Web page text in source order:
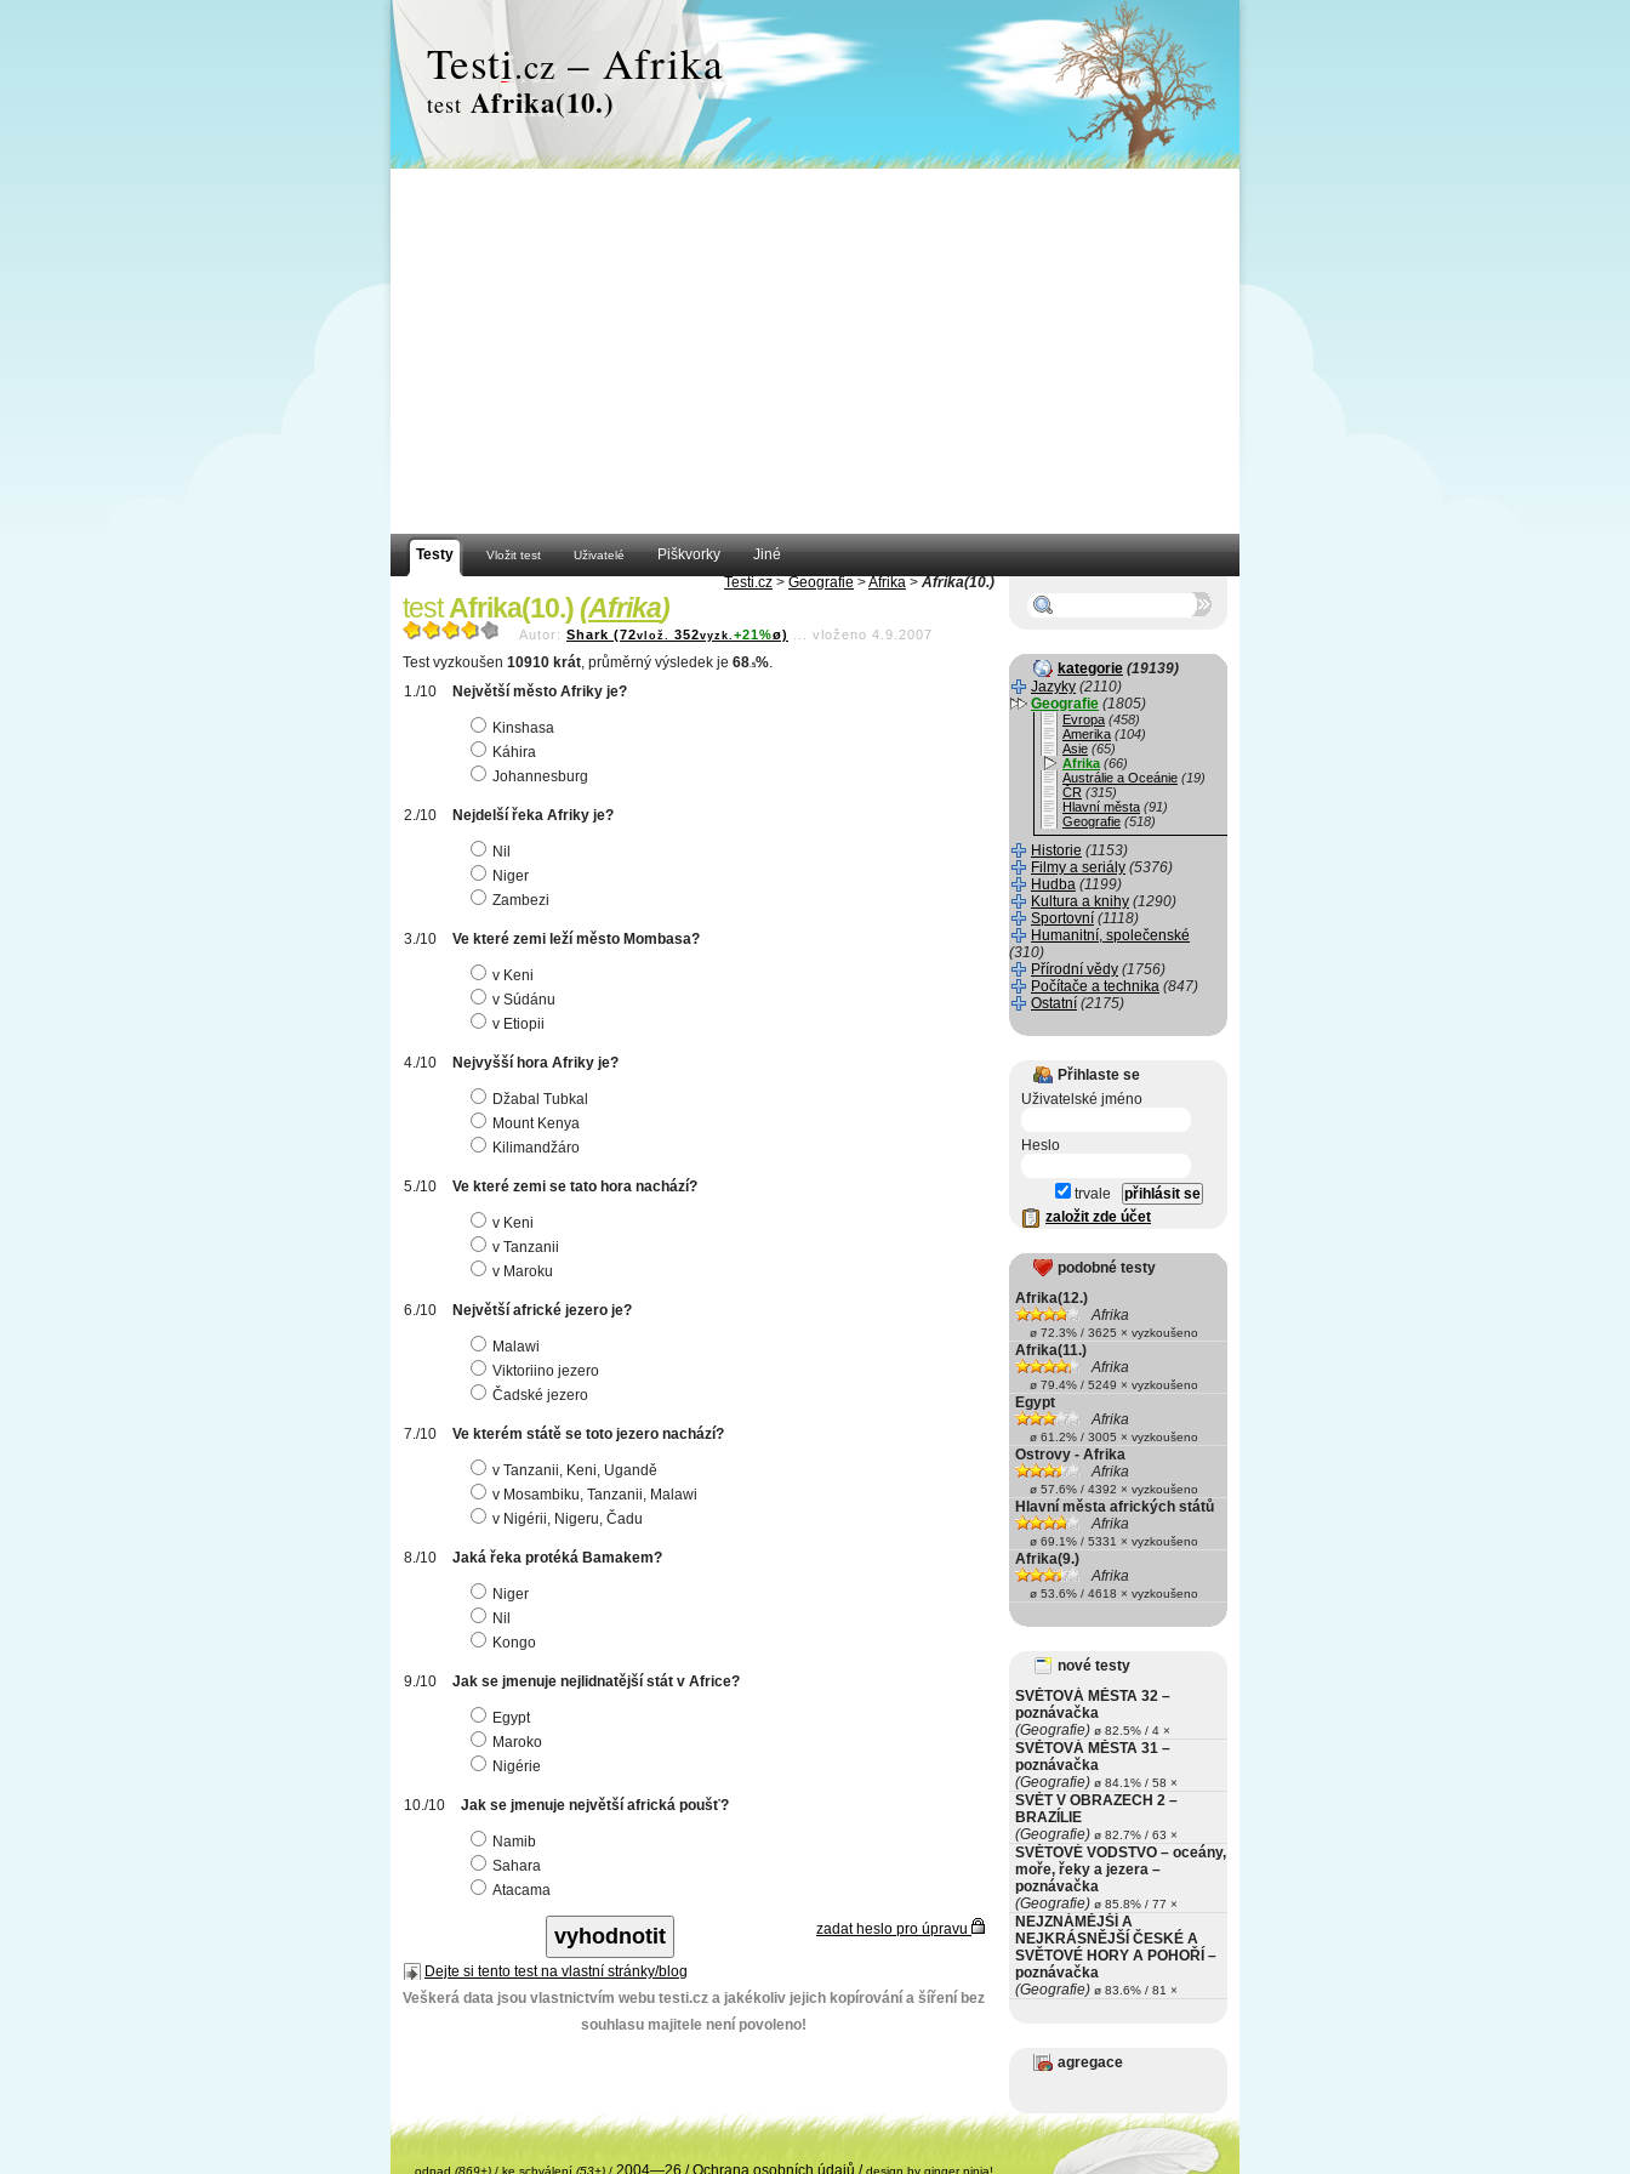
Testi.cz – Afrika
test Afrika(10.)
Testy Vložit test Uživatelé Piškvorky
Jiné
Testi.cz > Geografie >Afrika > Afrika(10.)
testAfrika(10.)(Afrika)
Autor: Shark (72vlož. 352vyzk. +21%ø) vloženo 4.9.2007
Test vyzkoušen 10910 krát, průměrný výsledek je 68 .5%.
Největší město Afriky je?
Kinshasa
Káhira
Johannesburg
Nejdelší řeka Afriky je?
Nil
Niger
Zambezi
Ve které zemi leží město Mombasa?
v Keni
v Súdánu
v Etiopii
Nejvyšší hora Afriky je?
Džabal Tubkal
Mount Kenya
Kilimandžáro
Ve které zemi se tato hora nachází?
v Keni
v Tanzanii
v Maroku
Největší africké jezero je?
Malawi
Viktoriino jezero
Čadské jezero
Ve kterém státě se toto jezero nachází?
v Tanzanii, Keni, Ugandě
v Mosambiku, Tanzanii, Malawi
v Nigérii, Nigeru, Čadu
Jaká řeka protéká Bamakem?
Niger
Nil
Kongo
Jak se jmenuje nejlidnatější stát v Africe?
Egypt
Maroko
Nigérie
Jak se jmenuje největší africká poušť?
Namib
Sahara
Atacama
zadat heslo pro úpravu
Dejte si tento test na vlastní stránky/blog
Veškerá data jsou vlastnictvím webu testi.cz a jakékoliv jejich kopírování a šíření bez
souhlasu majitele není povoleno!
kategorie (19139)
Jazyky (2110)
Geografie (1805)
Evropa (458)
Amerika (104)
Asie (65)
Afrika (66)
Austrálie a Oceánie (19)
ČR (315)
Hlavní města (91)
Geografie (518)
Historie (1153)
Filmy a seriály (5376)
Hudba (1199)
Kultura a knihy (1290)
Sportovní (1118)
Humanitní, společenské
(310)
Přírodní vědy (1756)
Počítače a technika (847)
Ostatní (2175)
Přihlaste se
Uživatelské jméno
Heslo
trvale
založit zde účet
podobné testy
Afrika(12.)
Afrika
ø 72.3% / 3625 × vyzkoušeno
Afrika(11.)
Afrika
ø 79.4% / 5249 × vyzkoušeno
Egypt
Afrika
ø 61.2% / 3005 × vyzkoušeno
Ostrovy - Afrika
Afrika
ø 57.6% / 4392 × vyzkoušeno
Hlavní města afrických států
Afrika
ø 69.1% / 5331 × vyzkoušeno
Afrika(9.)
Afrika
ø 53.6% / 4618 × vyzkoušeno
nové testy
SVĚTOVÁ MĚSTA 32 –
poznávačka
(Geografie) ø 82.5% / 4 ×
SVĚTOVÁ MĚSTA 31 –
poznávačka
(Geografie) ø 84.1% / 58 ×
SVĚT V OBRAZECH 2 –
BRAZÍLIE
(Geografie) ø 82.7% / 63 ×
SVĚTOVÉ VODSTVO – oceány,
moře, řeky a jezera –
poznávačka
(Geografie) ø 85.8% / 77 ×
NEJZNÁMĚJŠÍ A
NEJKRÁSNĚJŠÍ ČESKÉ A
SVĚTOVÉ HORY A POHOŘÍ –
poznávačka
(Geografie) ø 83.6% / 81 ×
agregace
odpad (869+) / ke schválení (53+) / 2004—26 /Ochrana osobních údajů /design by ginger ninja!